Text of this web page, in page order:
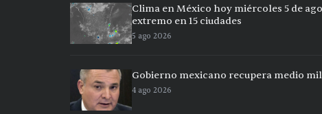
Clima en México hoy miércoles 5 de
extremo en 15 ciudades
5 ago 2026
Gobierno mexicano recupera medio
4 ago 2026